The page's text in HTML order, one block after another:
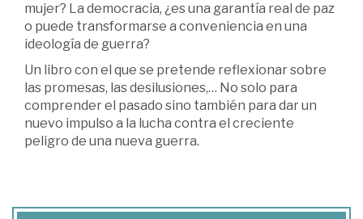
mujer? La democracia, ¿es una garantía real de paz
o puede transformarse a conveniencia en una
ideología de guerra?
Un libro con el que se pretende reflexionar sobre
las promesas, las desilusiones,… No solo para
comprender el pasado sino también para dar un
nuevo impulso a la lucha contra el creciente
peligro de una nueva guerra.